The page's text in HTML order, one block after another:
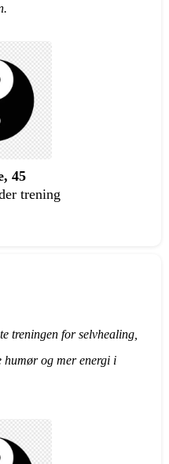
45
trening
treningen for selvhealing,
humør og mer energi i